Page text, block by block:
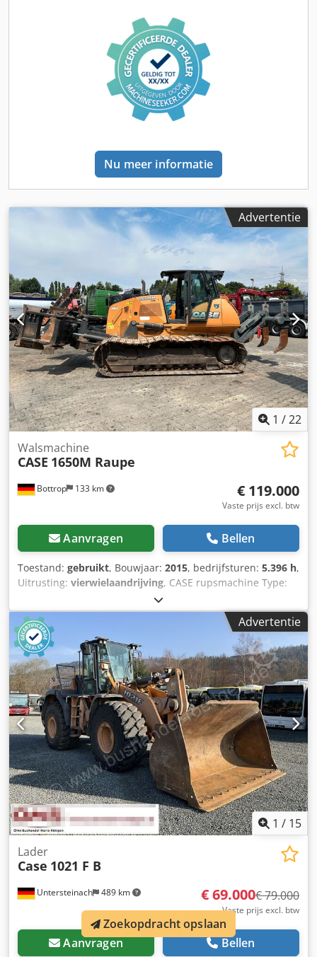
extra hydraulica, achteruitrijcamera, automatische
smering, bakafmetingen: lengte: 1.800 mm, breedte: 3.000
mm, hoogte: 1.750 mm, video beschikbaar. Overig: * Wij
bieden meer dan 200 eenheden te koop aan. * Onze
locatie ligt 30 km ten noorden van Frankfurt/M luchthaven.
* Financiering & leasing mogelijk. * Specialist in transport
& wereldwijde verscheping. * Geen aansprakelijkheid voor
druk- en schrijffouten. * Onder voorbehoud van
Voor voertuigaankoop/gebruiktmachineverkoop gelden
uitsluitend de algemene voorwaarden van Jaweed GmbH. *
uitsluitend onder onze algemene voorwaarden (zie: ... /
Nu meer informatie
Advertentie
1 /22
Bottrop 133 km
Walsmachine
CASE 1650M Raupe
€ 119.000
Vaste prijs excl. btw
Aanvragen Bellen
Toestand: gebruikt, Bouwjaar: 2015, bedrijfsturen: 5.396 h,
Uitrusting: vierwielaandrijving, CASE rupsmachine Type:
1650M Leeggewicht: 19.200 kg Vermogen: 122 kW
Bedrijfsuren: 5.396 Dcsdpfx Abjzhyrmohjk Uitrusting: -
Stoelverwarming - Airconditioning - Radio - Achterop
ripper met 3 tanden - Voorste cabinebeschermingen en
roosters - Schuifblad (hydraulisch opklapbaar) Wij
ondersteunen u graag ook op het gebied van
financiering/leasing met onze partners. Alle gegevens
zonder garantie. Wijzigingen en tussentijdse verkoop
voorbehouden.
Advertentie
1 / 15
Untersteinach 489 km
Lader
Case 1021 F B
€ 69.000€ 79.000
Vaste prijs excl. btw
Aanvragen Bellen
Zoekopdracht opslaan